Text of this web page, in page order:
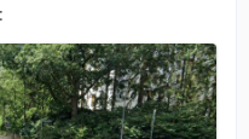
de…
um abzukürzen auf
fahren.